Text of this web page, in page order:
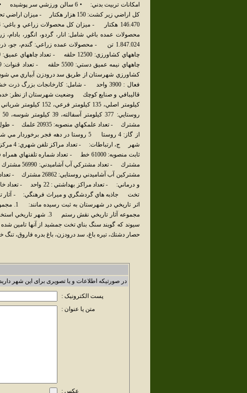
محصولات عمده باغي شامل: انار، گردو، انگور،
1.847.024 تن - محصولات عمده زراعي: گندم،
كشاورزي شهرستان از طريق سد درودزن آبياري
فعال : 3900 واحد - شامل: كارخانجات بزرگ
سيوند كه گويند سنگ بناي تخت جمشيد از آنها تامين
حصار دشتك، تيره باغ، سد درودزن، باغ بدره فاروق،
در صورتیکه اطلاعات و یا تصویری برای این شهر
پست الکترونیک :
متن یا عنوان :
عکس :